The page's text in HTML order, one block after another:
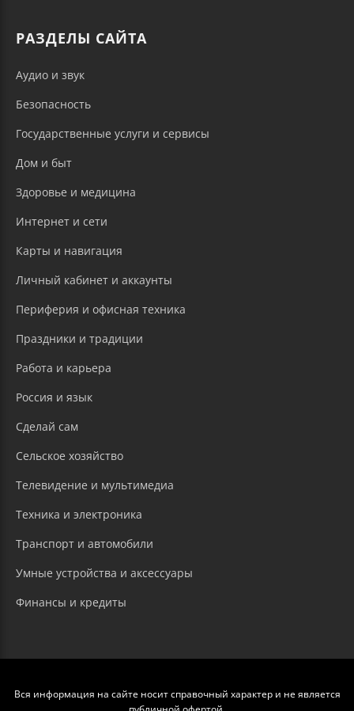
РАЗДЕЛЫ САЙТА
Аудио и звук
Безопасность
Государственные услуги и сервисы
Дом и быт
Здоровье и медицина
Интернет и сети
Карты и навигация
Личный кабинет и аккаунты
Периферия и офисная техника
Праздники и традиции
Работа и карьера
Россия и язык
Сделай сам
Сельское хозяйство
Телевидение и мультимедиа
Техника и электроника
Транспорт и автомобили
Умные устройства и аксессуары
Финансы и кредиты
Вся информация на сайте носит справочный характер и не является